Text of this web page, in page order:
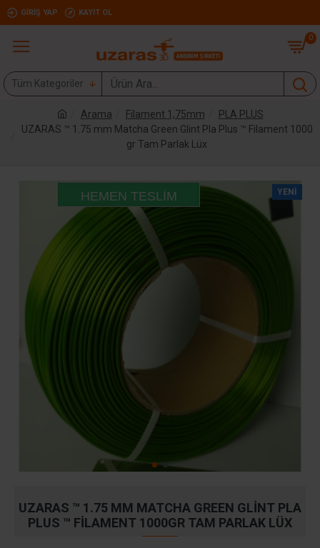
GIRIŞ YAP KAYIT OL
0
Tüm Kategoriler
Arama Filament 1,75mm
PLA PLUS
UZARAS ™ 1.75 mm Matcha Green Glint Pla Plus ™ Filament 1000
gr Tam Parlak Lüx
YENI
HEMEN TESLIM
UZARAS ™ 1.75 MM MATCHA GREEN GLINT PLA
PLUS ™ FILAMENT 1000GR TAM PARLAK LÜX